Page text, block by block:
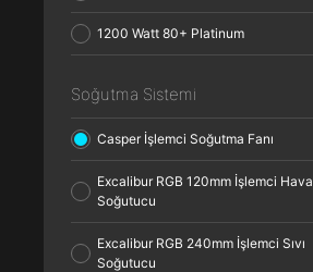
1200 Watt 80+ Platinum
Soğutma Sistemi
Casper İşlemci Soğutma Fanı
Excalibur RGB 120mm İşlemci Hava
Soğutucu
Excalibur RGB 240mm İşlemci Sıvı
Soğutucu